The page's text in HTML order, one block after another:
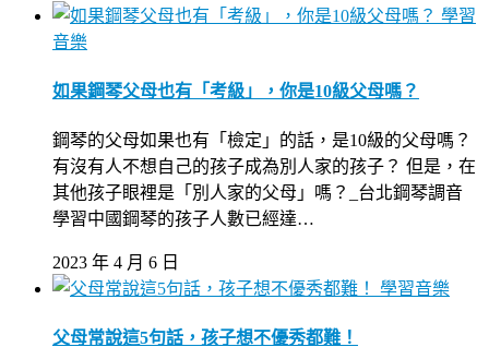
學習
音樂
如果鋼琴父母也有「考級」，你是10級父母嗎？
鋼琴的父母如果也有「檢定」的話，是10級的父母嗎？
有沒有人不想自己的孩子成為別人家的孩子？ 但是，在
其他孩子眼裡是「別人家的父母」嗎？_台北鋼琴調音
學習中國鋼琴的孩子人數已經達…
2023 年 4 月 6 日
學習音樂
父母常說這5句話，孩子想不優秀都難！